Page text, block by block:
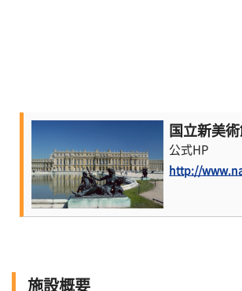
国立新美
公式HP
http://
施設概要